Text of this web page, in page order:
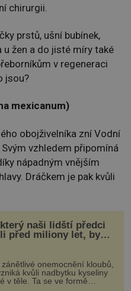
chirurgii.
prstů, ušní bubínek,
žen a do jisté míry také
v regeneraci
jsou?
mexicanum)
obojživelníka zní Vodní
vzhledem připomíná
nápadným vnějším
Dráčkem je pak kvůli
naši lidští předci
před miliony let, by
s léčbou
králů“
onemocnění kloubů,
kvůli nadbytku kyseliny
v těle. Ta se ve formě